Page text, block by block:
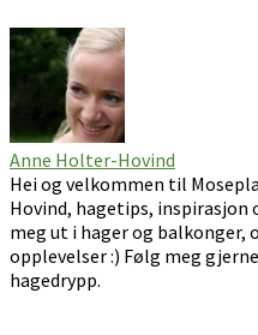
Anne Holter-Hovind
Hei og velkommen til
Hovind, hagetips, inspirasjon
meg ut i hager og balkonger,
opplevelser :) Følg meg
hagedrypp.